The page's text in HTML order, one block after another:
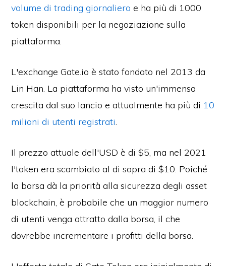
volume di trading giornaliero e ha più di 1000
token disponibili per la negoziazione sulla
piattaforma.
L'exchange Gate.io è stato fondato nel 2013 da
Lin Han. La piattaforma ha visto un'immensa
crescita dal suo lancio e attualmente ha più di 10
milioni di utenti registrati.
Il prezzo attuale dell'USD è di $5, ma nel 2021
l'token era scambiato al di sopra di $10. Poiché
la borsa dà la priorità alla sicurezza degli asset
blockchain, è probabile che un maggior numero
di utenti venga attratto dalla borsa, il che
dovrebbe incrementare i profitti della borsa.